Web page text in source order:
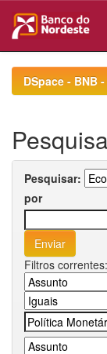
navigationDSpace - BNB
Pesquisar:
por
Filtros correntes: